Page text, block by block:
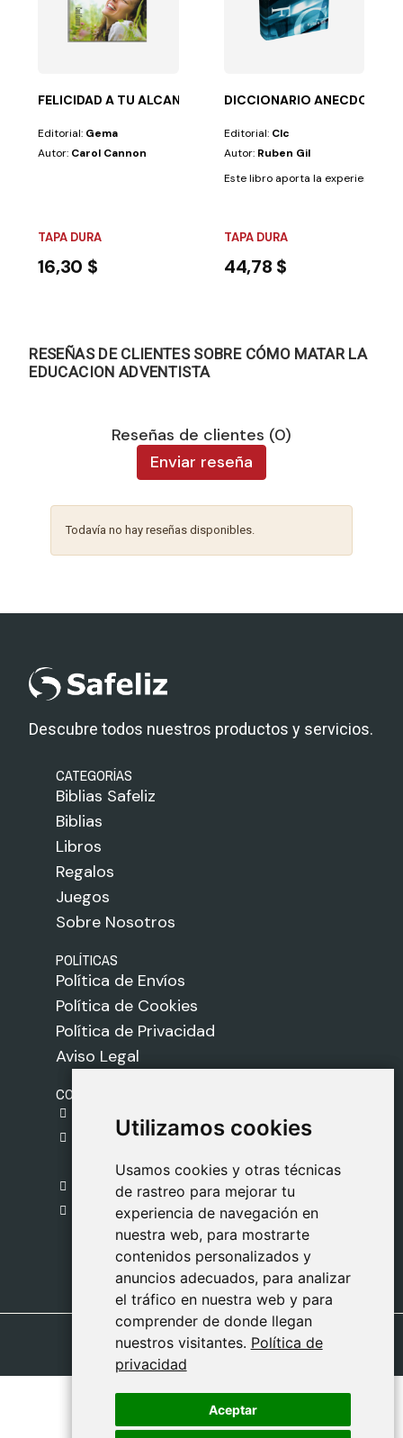
Utilizamos cookies
Usamos cookies y otras técnicas
de rastreo para mejorar tu
experiencia de navegación en
nuestra web, para mostrarte
contenidos personalizados y
anuncios adecuados, para analizar
el tráfico en nuestra web y para
comprender de donde llegan
nuestros visitantes. Política de
privacidad
Aceptar
Utilizamos cookies
Usamos cookies y otras técnicas
de rastreo para mejorar tu
experiencia de navegación en
nuestra web, para mostrarte
contenidos personalizados y
anuncios adecuados, para analizar
el tráfico en nuestra web y para
comprender de donde llegan
nuestros visitantes. Política de
privacidad
Aceptar
FELICIDAD A TU ALCANCE
Editorial: Gema
Autor: Carol Cannon
TAPA DURA
16,30 $
DICCIONARIO
Editorial: Clc
Autor: Ruben Gil
Este libro aporta la experiencia
TAPA DURA
44,78 $
RESEÑAS DE CLIENTES SOBRE CÓMO MATAR LA
EDUCACION ADVENTISTA
Reseñas de clientes (0)
Enviar reseña
Todavía no hay reseñas disponibles.
Descubre todos nuestros productos y servicios.
CATEGORÍAS
Biblias Safeliz
Biblias
Libros
Regalos
Juegos
Sobre Nosotros
POLÍTICAS
Política de Envíos
Política de Cookies
Política de Privacidad
Aviso Legal
CONTACTO
C. del Pradillo, 6, 28770 Colmenar Viejo,
Madrid
918 459 877
Lunes a Viernes
09:00 - 13:00